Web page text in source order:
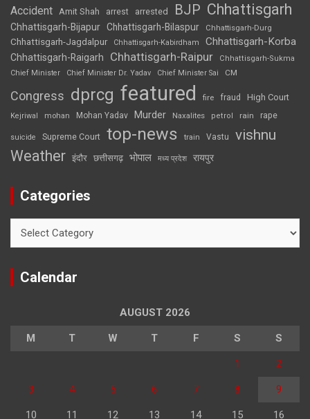
Accident Amit Shah arrest arrested BJP Chhattisgarh
Chhattisgarh-Bijapur Chhattisgarh-Bilaspur Chhattisgarh-Durg
Chhattisgarh-Jagdalpur Chhattisgarh-Kabirdham Chhattisgarh-Korba
Chhattisgarh-Raigarh Chhattisgarh-Raipur
Chhattisgarh-Sukma
Chief Minister
Chief Minister Dr. Yadav Chief Minister Sai CM
Congress dprcg featured fire fraud High Court
Kejriwal mohan Mohan Yadav Murder Naxalites petrol rain rape
suicide Supreme Court top-news train Vastu vishnu
Weather इंदौर छत्तीसगढ़ भोपाल मध्य प्रदेश रायपुर
Categories
Calendar
AUGUST 2026
M T W T F S S
1 2
3 4 5 6 7 8 9
10 11 12 13 14 15 16